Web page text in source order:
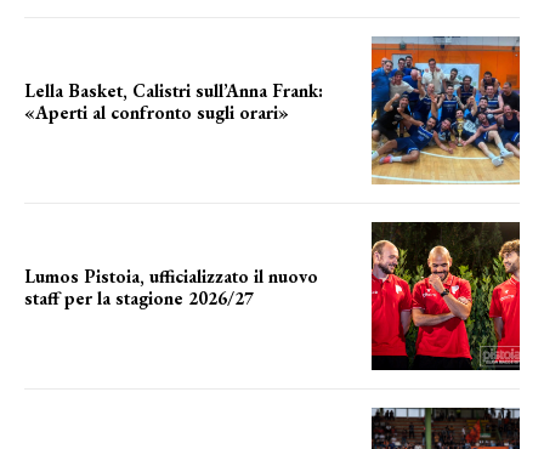
Lella Basket, Calistri sull’Anna Frank:
«Aperti al confronto sugli orari»
Lumos Pistoia, ufficializzato il nuovo
staff per la stagione 2026/27